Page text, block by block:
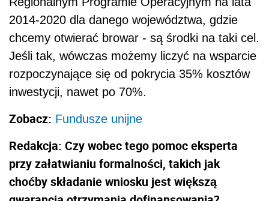
choćby składanie wniosku jest większą
gwarancją otrzymania dofinansowania?
Andrzej Najda: Bez wątpienia tak. Ekspert
pomoże nam przede wszystkim
przeanalizować wszelkie za i przeciw, zanim
podejmiemy decyzję o zainwestowaniu w
pewnością wcześniej nie braliśmy pod uwagę i
oceni nasze szanse w biznesie. Kolejnym i
najważniejszym krokiem jest złożenie wniosku.